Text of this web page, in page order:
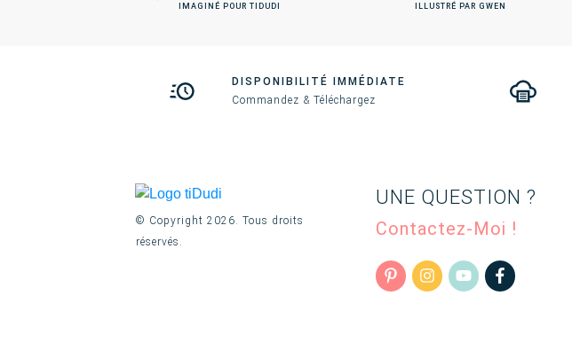
IMAGINÉ POUR TIDUDI
ILLUSTRÉ PAR GWEN
DISPONIBILITÉ IMMÉDIATE
Commandez & Téléchargez
© Copyright 2026. Tous droits
réservés.
UNE QUESTION ?
Contactez-Moi !